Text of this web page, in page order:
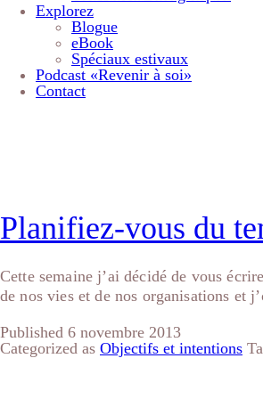
Explorez
Blogue
eBook
Spéciaux estivaux
Podcast «Revenir à soi»
Contact
Planifiez-vous du
Cette semaine j’ai décidé de vous
de nos vies et de nos organisations et
Published 6 novembre 2013
Categorized as Objectifs et intentions